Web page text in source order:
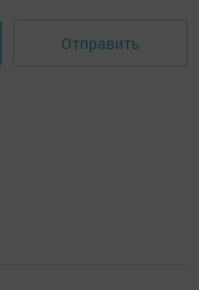
Отправить